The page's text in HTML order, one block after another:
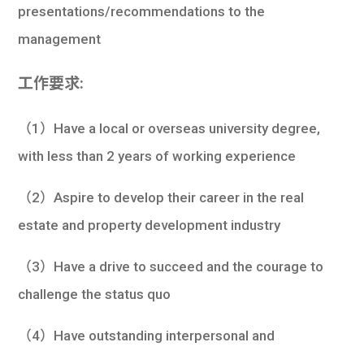
presentations/recommendations to the
management
工作要求:
（1）Have a local or overseas university degree,
with less than 2 years of working experience
（2）Aspire to develop their career in the real
estate and property development industry
（3）Have a drive to succeed and the courage to
challenge the status quo
（4）Have outstanding interpersonal and